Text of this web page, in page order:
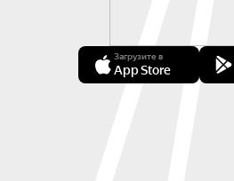
Загрузите в
App Store